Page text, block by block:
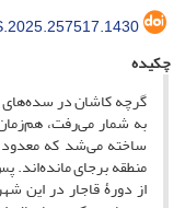
چکیده
گرچه کاشان در سده‌های
به ‌شمار می‌رفت،
ساخته می‌شد که معدود
منطقه برجای مانده‌اند.
از دورۀ قاجار در این